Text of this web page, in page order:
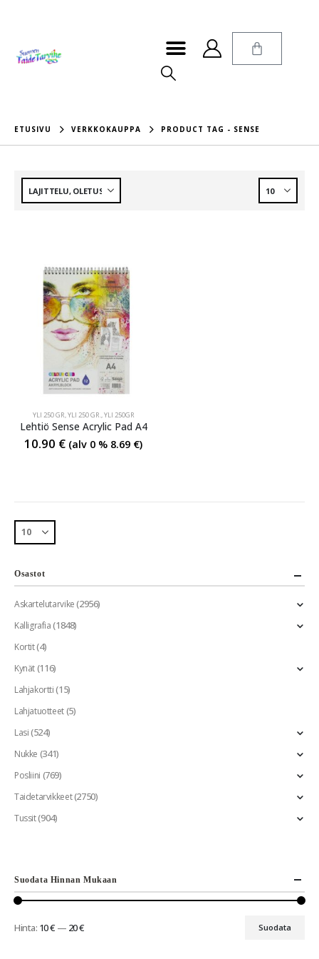
ETUSIVU VERKKOKAUPPA PRODUCT TAG - SENSE
YLI 250 GR,YLI 250 GR.,YLI 250GR
Lehtiö Sense Acrylic Pad A4
10.90 € (alv 0 % 8.69 €)
Osastot
Askartelutarvike(2956)
Kalligrafia(1848)
Kortit(4)
Kynät(116)
Lahjakortti(15)
Lahjatuotteet(5)
Lasi(524)
Nukke (341)
Posliini (769)
Taidetarvikkeet(2750)
Tussit(904)
Suodata Hinnan Mukaan
Suodata
Hinta: 10 € — 20 €